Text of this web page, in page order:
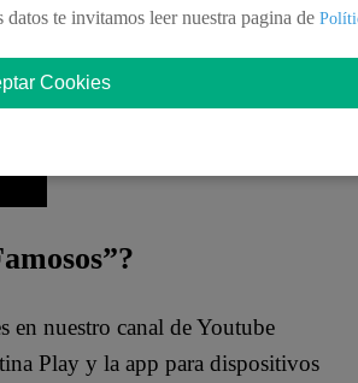
en nuestro canal de Youtube
Play y la app para dispositivos
te invitamos leer nuestra pagina de
Cookies